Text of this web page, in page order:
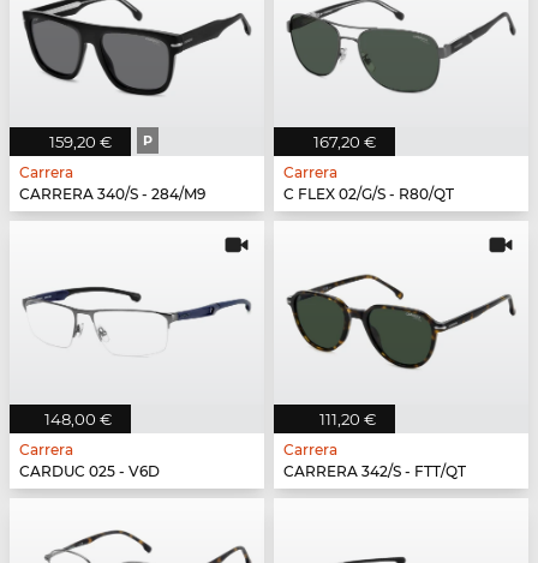
159,20 € P
Carrera
CARRERA 340/S - 284/M9
167,20 €
Carrera
C FLEX 02/G/S - R80/QT
148,00 €
Carrera
CARDUC 025 - V6D
111,20 €
Carrera
CARRERA 342/S - FTT/QT